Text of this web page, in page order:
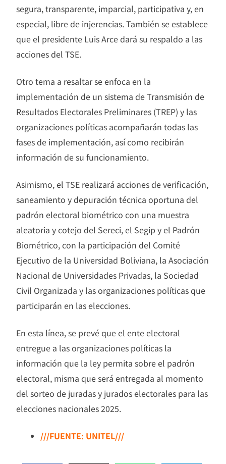
segura, transparente, imparcial, participativa y, en
especial, libre de injerencias. También se establece
que el presidente Luis Arce dará su respaldo a las
acciones del TSE.
Otro tema a resaltar se enfoca en la
implementación de un sistema de Transmisión de
Resultados Electorales Preliminares (TREP) y las
organizaciones políticas acompañarán todas las
fases de implementación, así como recibirán
información de su funcionamiento.
Asimismo, el TSE realizará acciones de verificación,
saneamiento y depuración técnica oportuna del
padrón electoral biométrico con una muestra
aleatoria y cotejo del Sereci, el Segip y el Padrón
Biométrico, con la participación del Comité
Ejecutivo de la Universidad Boliviana, la Asociación
Nacional de Universidades Privadas, la Sociedad
Civil Organizada y las organizaciones políticas que
participarán en las elecciones.
En esta línea, se prevé que el ente electoral
entregue a las organizaciones políticas la
información que la ley permita sobre el padrón
electoral, misma que será entregada al momento
del sorteo de juradas y jurados electorales para las
elecciones nacionales 2025.
///FUENTE: UNITEL///